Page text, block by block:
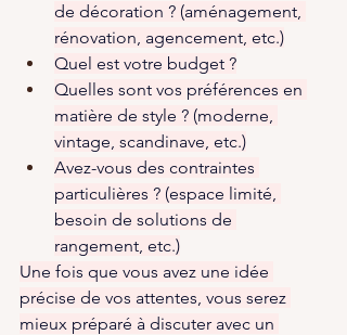
de décoration ? (aménagement,
rénovation, agencement, etc.)
Quel est votre budget ?
Quelles sont vos préférences en
matière de style ? (moderne,
vintage, scandinave, etc.)
Avez-vous des contraintes
particulières ? (espace limité,
besoin de solutions de
rangement, etc.)
Une fois que vous avez une idée
précise de vos attentes, vous serez
mieux préparé à discuter avec un